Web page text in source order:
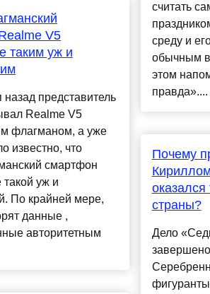
V5
таким уж и
представитель
Realme V5
флагманом, а уже
известно, что
смартфон
уж и
По крайней мере,
данные ,
авторитетным
считать
среду и
обычным
этом
правда»....
Почему
страны?
Дело